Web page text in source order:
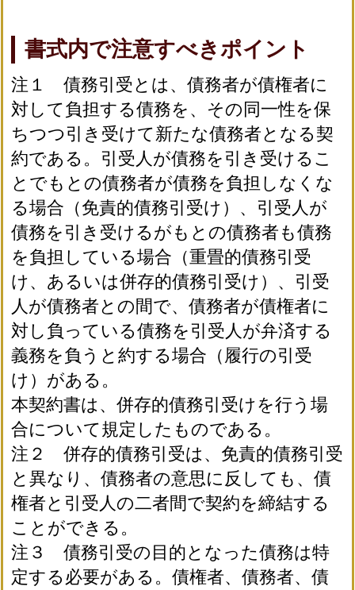
書式内で注意すべきポイント
注１ 債務引受とは、債務者が債権者に
対して負担する債務を、その同一性を保
ちつつ引き受けて新たな債務者となる契
約である。引受人が債務を引き受けるこ
とでもとの債務者が債務を負担しなくな
る場合（免責的債務引受け）、引受人が
債務を引き受けるがもとの債務者も債務
を負担している場合（重畳的債務引受
け、あるいは併存的債務引受け）、引受
人が債務者との間で、債務者が債権者に
対し負っている債務を引受人が弁済する
義務を負うと約する場合（履行の引受
け）がある。
本契約書は、併存的債務引受けを行う場
合について規定したものである。
注２ 併存的債務引受は、免責的債務引受
と異なり、債務者の意思に反しても、債
権者と引受人の二者間で契約を締結する
ことができる。
注３ 債務引受の目的となった債務は特
定する必要がある。債権者、債務者、債